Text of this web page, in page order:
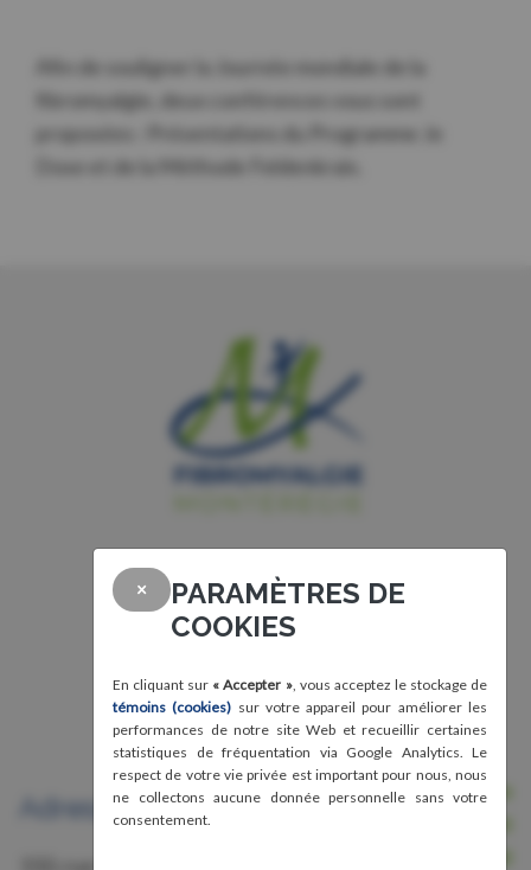
Afin de souligner la Journée mondiale de la
fibromyalgie, deux conférences vous sont
proposées : Présentations du Programme Je
Dose et de la Méthode Feldenkrais.
Adresse
Nous joindre
Avis légal, conditions d'utilisation et
×
PARAMÈTRES DE
COOKIES
En cliquant sur « Accepter », vous acceptez le stockage de
témoins (cookies) sur votre appareil pour améliorer les
performances de notre site Web et recueillir certaines
statistiques de fréquentation via Google Analytics. Le
respect de votre vie privée est important pour nous, nous
ne collectons aucune donnée personnelle sans votre
consentement.